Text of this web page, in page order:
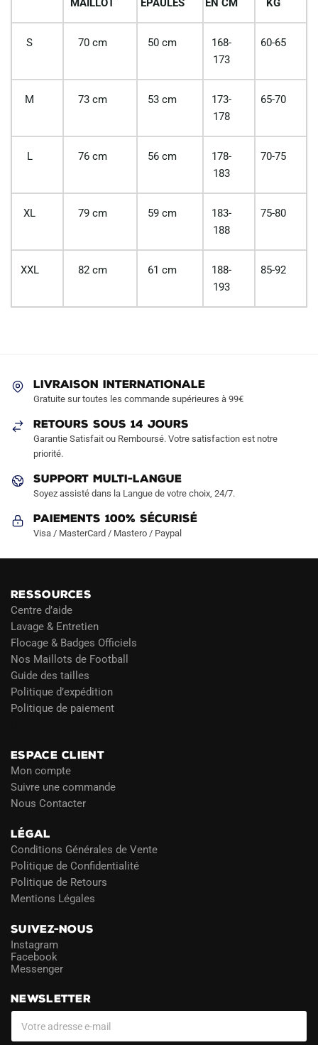
MAILLOT
EPAULES
EN CM
KG
S 70 cm 50 cm
168-
173
60-65
M 73 cm 53 cm
173-
178
65-70
L 76 cm 56 cm
178-
183
70-75
XL 79 cm 59 cm
183-
188
75-80
XXL 82 cm 61 cm
188-
193
85-92
LIVRAISON INTERNATIONALE
Gratuite sur toutes les commande supérieures à 99€
RETOURS SOUS 14 JOURS
Garantie Satisfait ou Remboursé. Votre satisfaction est notre
priorité.
SUPPORT MULTI-LANGUE
Soyez assisté dans la Langue de votre choix, 24/7.
Paiements 100% Sécurisé
Visa / MasterCard / Mastero / Paypal
RESSOURCES
Centre d’aide
Lavage & Entretien
Flocage & Badges Officiels
Nos Maillots de Football
Guide des tailles
Politique d’expédition
Politique de paiement
ESPACE CLIENT
Mon compte
Suivre une commande
Nous Contacter
LÉGAL
Conditions Générales de Vente
Politique de Confidentialité
Politique de Retours
Mentions Légales
SUIVEZ-NOUS
Instagram
Facebook
Messenger
NEWSLETTER